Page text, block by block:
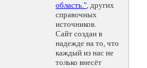
область.", других
справочных
источников.
Сайт создан в
надежде на то, что
каждый из нас не
только внесёт